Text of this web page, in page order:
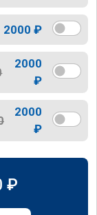
2000 ₽
2000
₽
2000
₽
₽